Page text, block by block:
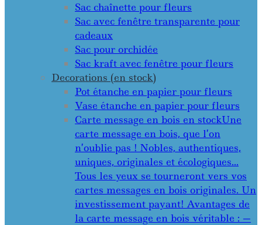
Sac chaînette pour fleurs
Sac avec fenêtre transparente pour
cadeaux
Sac pour orchidée
Sac kraft avec fenêtre pour fleurs
Decorations (en stock)
Pot étanche en papier pour fleurs
Vase étanche en papier pour fleurs
Carte message en bois en stockUne
carte message en bois, que l’on
n’oublie pas ! Nobles, authentiques,
uniques, originales et écologiques…
Tous les yeux se tourneront vers vos
cartes messages en bois originales. Un
investissement payant! Avantages de
la carte message en bois véritable : —